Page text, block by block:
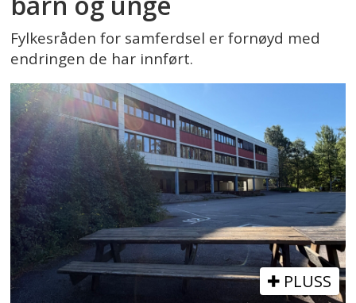
Fylkesråden for samferdsel er fornøyd med
endringen de har innført.
PLUSS